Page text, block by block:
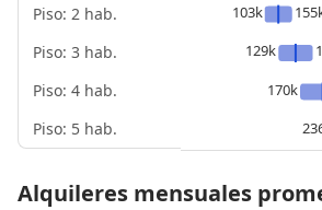
Piso: 2 hab.
Piso: 3 hab.
Piso: 4 hab.
Piso: 5 hab.
103k
129k
170k
Alquileres mensuales